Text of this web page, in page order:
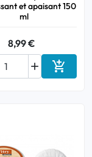
et apaisant 150
ml
8,99 €
 